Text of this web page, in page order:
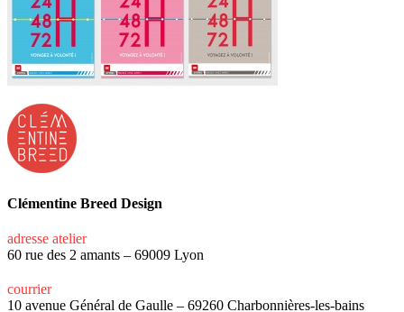
Clémentine Breed Design
adresse atelier
60 rue des 2 amants – 69009 Lyon
courrier
10 avenue Général de Gaulle – 69260 Charbonnières-les-bains